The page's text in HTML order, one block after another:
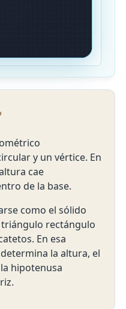
y un vértice. En
cae
de la base.
como el sólido
rectángulo
En esa
la altura, el
hipotenusa